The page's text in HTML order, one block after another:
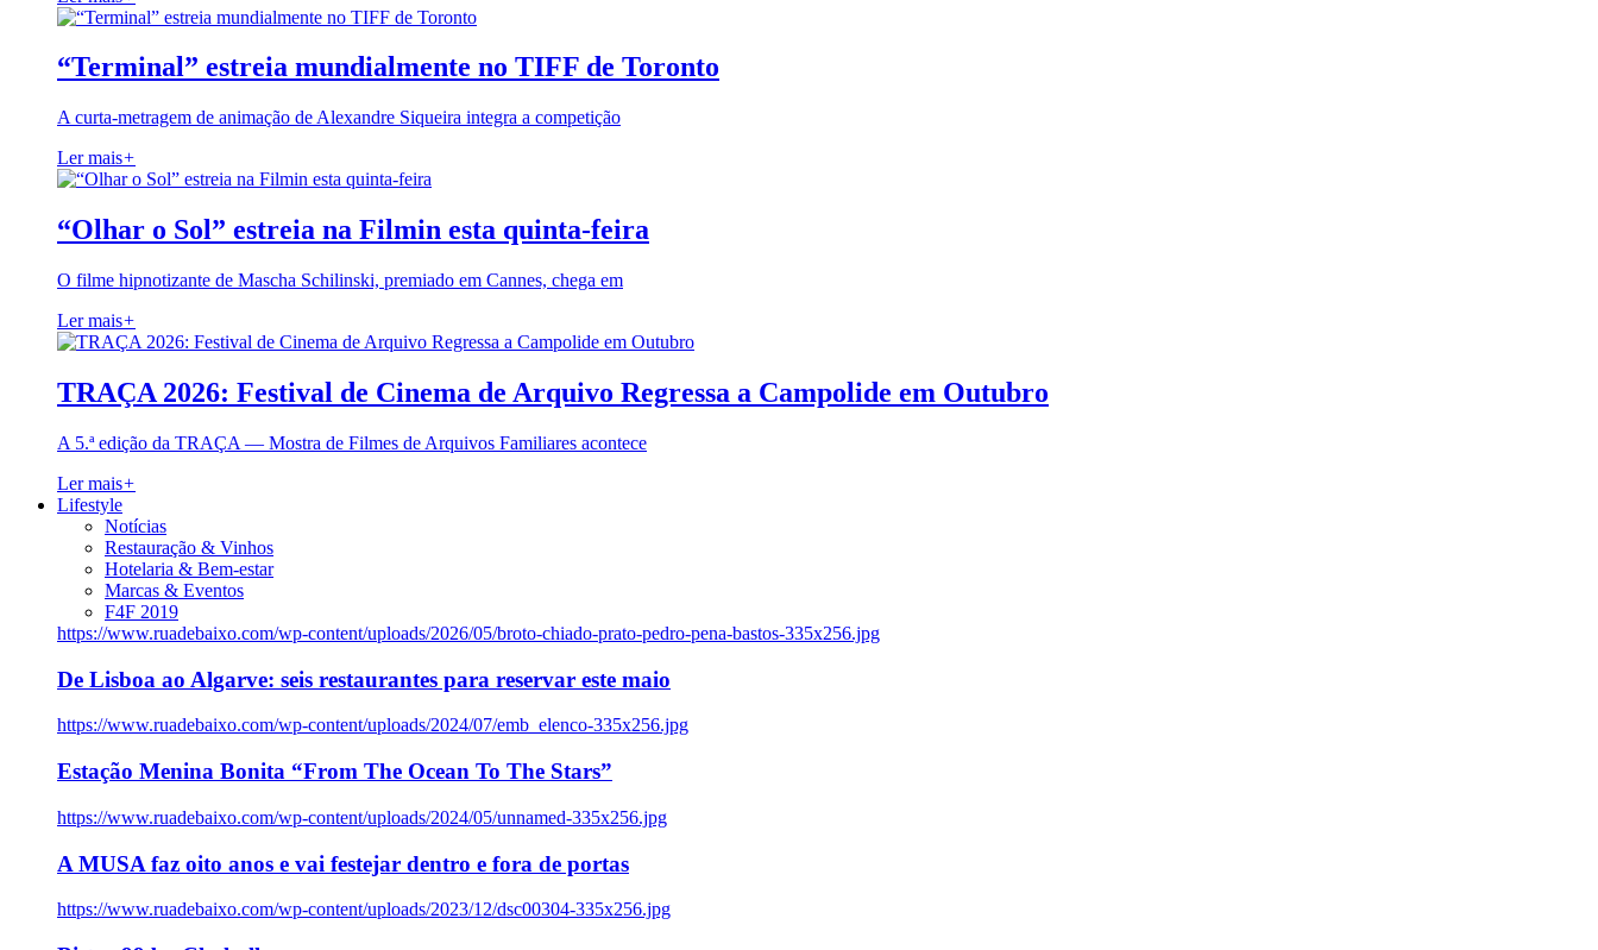
“Terminal” estreia mundialmente no TIFF de Toronto
A curta-metragem de animação de Alexandre Siqueira integra a competição
Ler mais+
“Olhar o Sol” estreia na Filmin esta quinta-feira
O filme hipnotizante de Mascha Schilinski, premiado em Cannes, chega em
Ler mais+
TRAÇA 2026: Festival de Cinema de Arquivo Regressa a Campolide em Outubro
A 5.ª edição da TRAÇA — Mostra de Filmes de Arquivos Familiares acontece
Ler mais+
Lifestyle
Notícias
Restauração & Vinhos
Hotelaria & Bem-estar
Marcas & Eventos
F4F 2019
https://www.ruadebaixo.com/wp-content/uploads/2026/05/broto-chiado-prato-pedro-pena-bastos-335x256.jpg
De Lisboa ao Algarve: seis restaurantes para reservar este maio
https://www.ruadebaixo.com/wp-content/uploads/2024/07/emb_elenco-335x256.jpg
Estação Menina Bonita “From The Ocean To The Stars”
https://www.ruadebaixo.com/wp-content/uploads/2024/05/unnamed-335x256.jpg
A MUSA faz oito anos e vai festejar dentro e fora de portas
https://www.ruadebaixo.com/wp-content/uploads/2023/12/dsc00304-335x256.jpg